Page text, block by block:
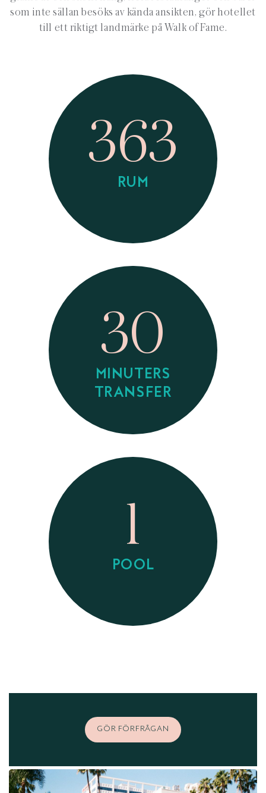
som inte sällan besöks av kända ansikten, gör hotellet
till ett riktigt landmärke på Walk of Fame.
363
RUM
30
MINUTERS
TRANSFER
1
POOL
GÖR FÖRFRÅGAN